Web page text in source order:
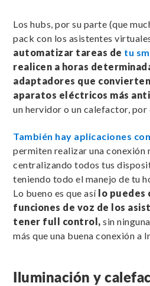
Los hubs, por su parte (que
pack con los asistentes
automatizar tareas de tu
realicen a horas
adaptadores que
aparatos eléctricos más
un hervidor o un calefactor, por
También hay aplicaciones
permiten realizar una conexión
centralizando todos tus
teniendo todo el manejo de tu
Lo bueno es que así lo puedes
funciones de voz de los
tener full control, sin
más que una buena conexión a
Iluminación y